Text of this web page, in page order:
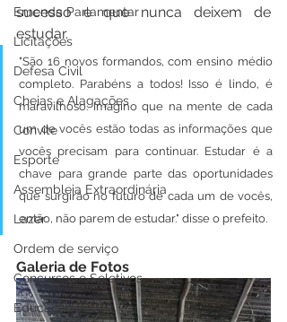
Emenda Parlamentar
Licitações
Defesa Civil
Cheias e Alagações
Convite
Esporte
Assembleia Extraordinária
Lazer
Ordem de serviço
Concursos e Seletivos
Educação
sucesso e que nunca deixem de
estudar.
"São 16 novos formandos, com ensino médio
completo. Parabéns a todos! Isso é lindo, é
maravilhoso. Imagino que na mente de cada
um de vocês estão todas as informações que
vocês precisam para continuar. Estudar é a
chave para grande parte das oportunidades
que surgirão no futuro de cada um de vocês,
então, não parem de estudar." disse o prefeito.
Galeria de Fotos